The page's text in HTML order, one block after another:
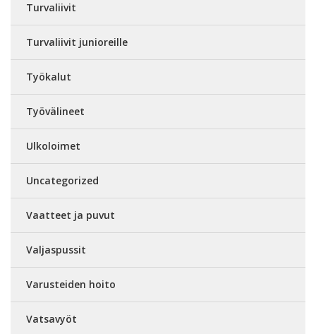
Turvaliivit
Turvaliivit junioreille
Työkalut
Työvälineet
Ulkoloimet
Uncategorized
Vaatteet ja puvut
Valjaspussit
Varusteiden hoito
Vatsavyöt